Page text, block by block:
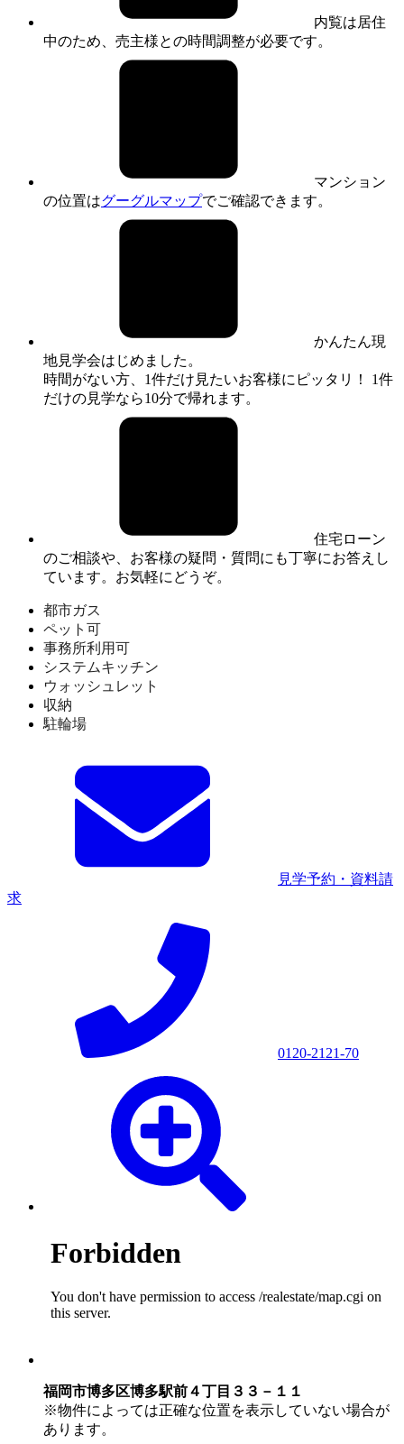
内覧は居住
中のため、売主様との時間調整が必要です。
マンション
の位置はグーグルマップでご確認できます。
かんたん現
地見学会はじめました。
時間がない方、1件だけ見たいお客様にピッタリ！ 1件
だけの見学なら10分で帰れます。
住宅ローン
のご相談や、お客様の疑問・質問にも丁寧にお答えし
ています。お気軽にどうぞ。
都市ガス
ペット可
事務所利用可
システムキッチン
ウォッシュレット
収納
駐輪場
見学予約・資料請
求
0120-2121-70
福岡市博多区博多駅前４丁目３３－１１
※物件によっては正確な位置を表示していない場合が
あります。